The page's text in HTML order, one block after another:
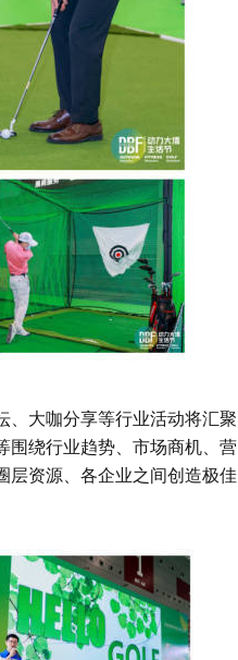
、大咖分享等行业活动将汇聚
围绕行业趋势、市场商机、营
层资源、各企业之间创造极佳